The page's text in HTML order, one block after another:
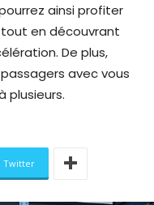
ainsi profiter
en découvrant
De plus,
avec vous
plusieurs.
Twitter